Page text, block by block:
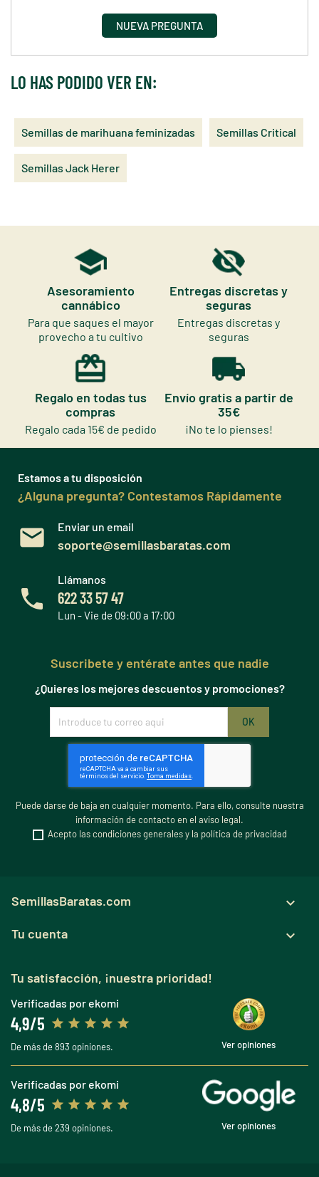
NUEVA PREGUNTA
LO HAS PODIDO VER EN:
Semillas de marihuana feminizadas Semillas Critical
Semillas Jack Herer
Asesoramiento
cannábico
Para que saques el mayor
provecho a tu cultivo
Entregas discretas y
seguras
Entregas discretas y
seguras
Regalo en todas tus
compras
Regalo cada 15€ de pedido
Envío gratis a partir de
35€
¡No te lo pienses!
Estamos a tu disposición
¿Alguna pregunta? Contestamos Rápidamente
Enviar un email
soporte@semillasbaratas.com
Llámanos
622 33 57 47
Lun - Vie de 09:00 a 17:00
Suscribete y entérate antes que nadie
¿Quieres los mejores descuentos y promociones?
Puede darse de baja en cualquier momento. Para ello, consulte nuestra
información de contacto en el aviso legal.
Acepto las condiciones generales y la política de privacidad
SemillasBaratas.com 
Tu cuenta 
Tu satisfacción, ¡nuestra prioridad!
Verificadas por ekomi
4,9/5
De más de 893 opiniones. Ver opiniones
Verificadas por ekomi
4,8/5
De más de 239 opiniones. Ver opiniones